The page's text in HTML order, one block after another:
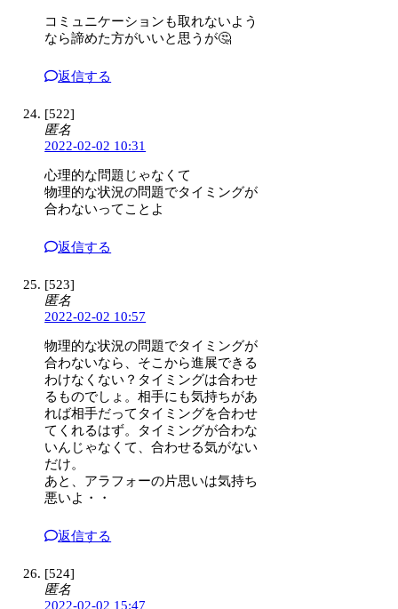
コミュニケーションも取れないよう
なら諦めた方がいいと思うが🤔
返信する
[522]
匿名
2022-02-02 10:31
心理的な問題じゃなくて
物理的な状況の問題でタイミングが
合わないってことよ
返信する
[523]
匿名
2022-02-02 10:57
物理的な状況の問題でタイミングが
合わないなら、そこから進展できる
わけなくない？タイミングは合わせ
るものでしょ。相手にも気持ちがあ
れば相手だってタイミングを合わせ
てくれるはず。タイミングが合わな
いんじゃなくて、合わせる気がない
だけ。
あと、アラフォーの片思いは気持ち
悪いよ・・
返信する
[524]
匿名
2022-02-02 15:47